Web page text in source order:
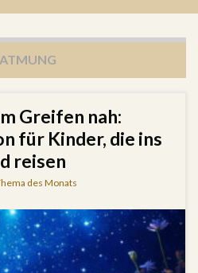
Greifen nah:
für Kinder, die ins
reisen
des Monats